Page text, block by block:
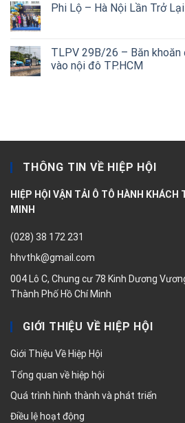
Phi Lộ – Hà Nội Lần Trở Lại
TLPV 29B/26 – Băn
vào nội đô TP.HCM
THÔNG TIN VỀ HIỆP HỘI
HIỆP HỘI VẬN TẢI Ô TÔ HÀNH KHÁCH
MINH
(028) 38 172 231
hhvthk@gmail.com
004 Lô C, Chung cư 78 Kinh Dương
Thành Phố Hồ Chí Minh
GIỚI THIỆU VỀ HIỆP HỘI
Giới Thiệu Về Hiệp Hội
Tổng quan về hiệp hội
Quá trình hình thành và phát triển
Điều lệ hoạt động